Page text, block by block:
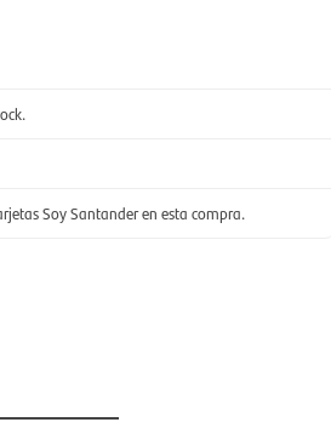
Soy Santander en esta compra.